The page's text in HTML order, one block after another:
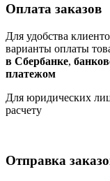
Оплата заказов
Для удобства
варианты оплаты
в Сбербанке,
платежом
Для юридических
расчету
Отправка